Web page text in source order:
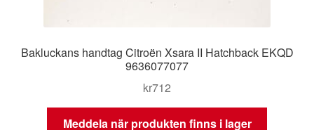
Bakluckans handtag Citroën Xsara II Hatchback EKQD
9636077077
kr712
Meddela när produkten finns i lager